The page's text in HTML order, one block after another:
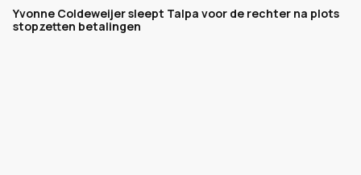
Yvonne Coldeweijer sleept Talpa voor de rechter na plots
stopzetten betalingen